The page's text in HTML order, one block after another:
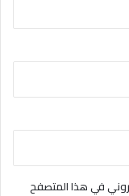
في هذا المتصفح